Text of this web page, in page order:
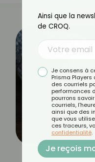
Ainsi que la
de CROQ.
Je consens à
Prisma Players
des courriels
performances
pourrons
courriels,
ainsi que des
que vous
ces traceurs,
confidentialité.
Je reçois